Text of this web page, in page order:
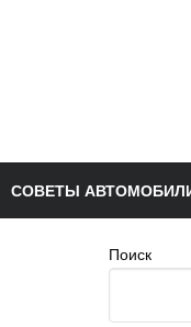
СОВЕТЫ
Поиск